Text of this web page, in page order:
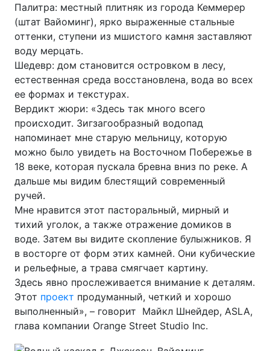
Палитра: местный плитняк из города Кеммерер
(штат Вайоминг), ярко выраженные стальные
оттенки, ступени из мшистого камня заставляют
воду мерцать.
Шедевр: дом становится островком в лесу,
естественная среда восстановлена, вода во всех
ее формах и текстурах.
Вердикт жюри: «Здесь так много всего
происходит. Зигзагообразный водопад
напоминает мне старую мельницу, которую
можно было увидеть на Восточном Побережье в
18 веке, которая пускала бревна вниз по реке. А
дальше мы видим блестящий современный
ручей.
Мне нравится этот пасторальный, мирный и
тихий уголок, а также отражение домиков в
воде. Затем вы видите скопление булыжников. Я
в восторге от форм этих камней. Они кубические
и рельефные, а трава смягчает картину.
Здесь явно прослеживается внимание к деталям.
Этот проект продуманный, четкий и хорошо
выполненный», – говорит Майкл Шнейдер, ASLA,
глава компании Orange Street Studio Inc.